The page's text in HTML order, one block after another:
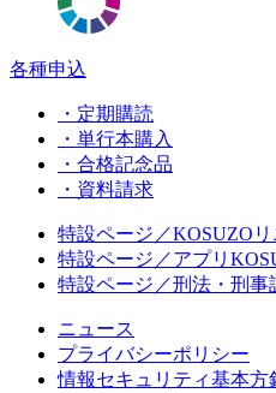
各種申込
・定期購読
・単行本購入
・合格記念品
・資料請求
特設ページ／KOSUZO
特設ページ／アプリ
特設ページ／刑法・刑事
ニュース
プライバシーポリシー
情報セキュリティ基本方